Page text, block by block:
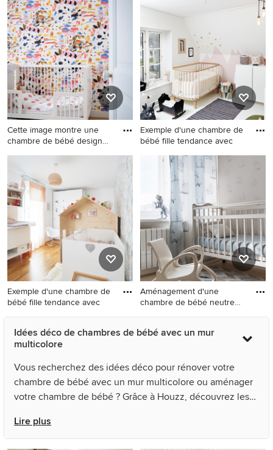
chambre de bébé fille
bohème avec un mur
multicolore et un sol en vinyl.
chambre de bébé fille
multicolore et un sol en vinyl.
Cette image montre une
chambre de bébé design
Cette image montre une
chambre de bébé design
avec un mur multicolore,
parquet clair et un sol beige.
Exemple d'une chambre de
bébé fille tendance avec
Exemple d'une chambre de
bébé fille tendance avec un
mur multicolore et un sol
blanc.
Exemple d'une chambre de
bébé fille tendance avec
Exemple d'une chambre de
bébé fille tendance avec un
mur multicolore, un sol en
Aménagement d'une
chambre de bébé neutre
Aménagement d'une
chambre de bébé neutre
Idées déco de chambres de bébé avec un mur
multicolore
Vous recherchez des idées déco pour rénover votre
chambre de bébé avec un mur multicolore ou aménager
votre chambre de bébé ? Grâce à Houzz, découvrez les
artisans, dont User et Mon Concept Habitation. Parcourez
une multitude de photos de décoration et
Lire plus